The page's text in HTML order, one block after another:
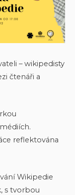
– wikipedisty
čtenáři a
reflektována
Wikipedie
s tvorbou